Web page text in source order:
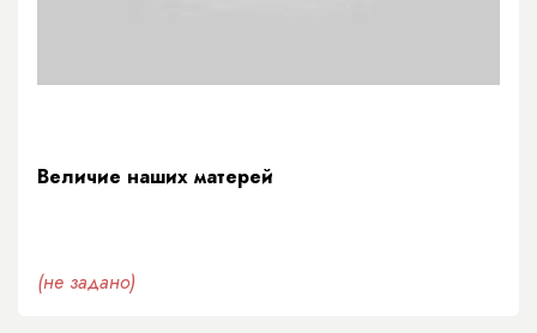
Величие наших матерей
(не задано)